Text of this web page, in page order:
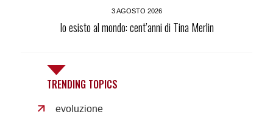
3 AGOSTO 2026
Io esisto al mondo: cent’anni di Tina Merlin
TRENDING TOPICS
evoluzione